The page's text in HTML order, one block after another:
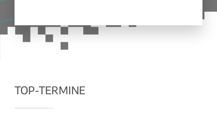
TOP-TERMINE